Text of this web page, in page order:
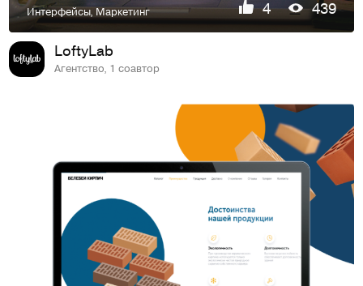
Интерфейсы,Маркетинг 4 439
LoftyLab
Агентство, 1 соавтор